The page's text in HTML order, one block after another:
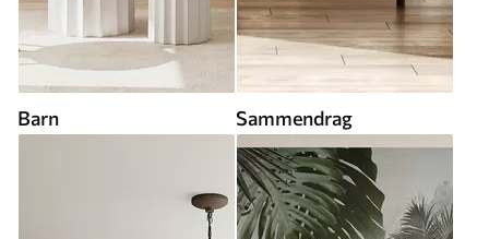
Barn Sammendrag